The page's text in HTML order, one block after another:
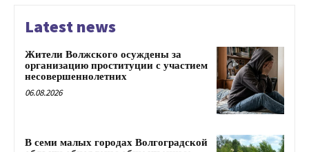
Latest news
Жители Волжского осуждены за
организацию проституции с участием
несовершеннолетних
06.08.2026
В семи малых городах Волгоградской